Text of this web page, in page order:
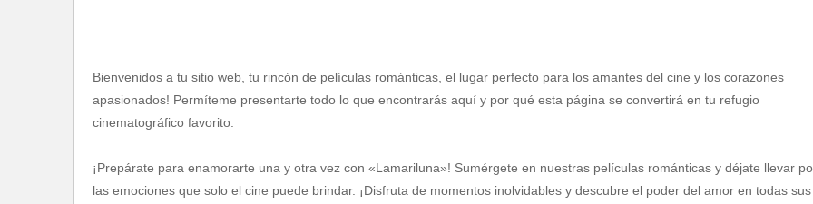
Bienvenidos a tu sitio web, tu rincón de películas románticas, el lugar perfecto para los amantes del cine y los corazones
apasionados! Permíteme presentarte todo lo que encontrarás aquí y por qué esta página se convertirá en tu refugio
cinematográfico favorito.
¡Prepárate para enamorarte una y otra vez con «Lamariluna»! Sumérgete en nuestras películas románticas y déjate llevar
las emociones que solo el cine puede brindar. ¡Disfruta de momentos inolvidables y descubre el poder del amor en todas sus